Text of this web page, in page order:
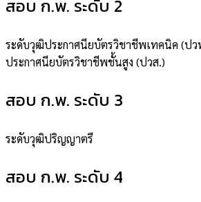
สอบ ก.พ. ระดับ 2
ระดับวุฒิประกาศนียบัตรวิชาชีพเทคนิค (ป
ประกาศนียบัตรวิชาชีพชั้นสูง (ปวส.)
สอบ ก.พ. ระดับ 3
ระดับวุฒิปริญญาตรี
สอบ ก.พ. ระดับ 4